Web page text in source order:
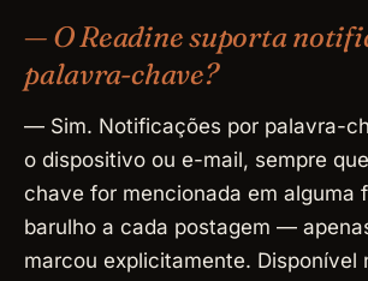
— O Readine suporta
palavra-chave?
— Sim. Notificações por palavra-
o dispositivo ou e-mail, sempre
chave for mencionada em alguma
barulho a cada postagem —
marcou explicitamente. Disponível